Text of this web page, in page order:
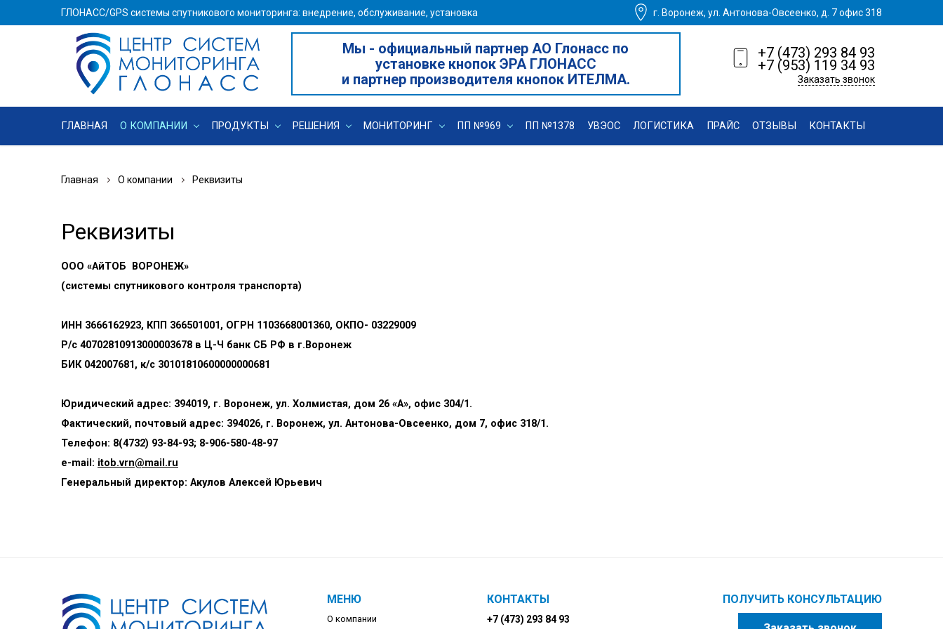
ГЛОНАСС/GPS системы спутникового мониторинга: внедрение, обслуживание, установка г. Воронеж, ул. Антонова-Овсеенко, д. 7 офис 318
Мы - официальный партнер АО Глонасс по
установке кнопок ЭРА ГЛОНАСС
и партнер производителя кнопок ИТЕЛМА.
+7 (473) 293 84 93
+7 (953) 119 34 93
Заказать звонок
ГЛАВНАЯ О КОМПАНИИ ПРОДУКТЫ РЕШЕНИЯ МОНИТОРИНГ ПП №969 ПП №1378 УВЭОС ЛОГИСТИКА ПРАЙС ОТЗЫВЫ КОНТАКТЫ
Главная О компании Реквизиты
Реквизиты
ООО «АйТОБ ВОРОНЕЖ»
(системы спутникового контроля транспорта)
ИНН 3666162923, КПП 366501001, ОГРН 1103668001360, ОКПО- 03229009
Р/с 40702810913000003678 в Ц-Ч банк СБ РФ в г.Воронеж
БИК 042007681, к/с 30101810600000000681
Юридический адрес: 394019, г. Воронеж, ул. Холмистая, дом 26 «А», офис 304/1.
Фактический, почтовый адрес: 394026, г. Воронеж, ул. Антонова-Овсеенко, дом 7, офис 318/1.
Телефон: 8(4732) 93-84-93; 8-906-580-48-97
e-mail: itob.vrn@mail.ru
Генеральный директор: Акулов Алексей Юрьевич
МЕНЮ
О компании
КОНТАКТЫ
+7 (473) 293 84 93
ПОЛУЧИТЬ КОНСУЛЬТАЦИЮ